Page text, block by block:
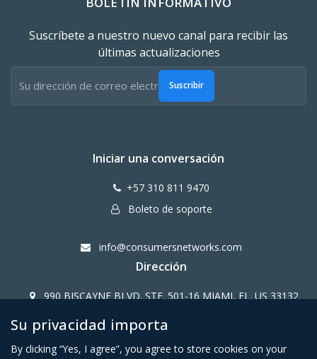
Suscríbete a nuestro nuevo canal para recibir las
últimas actualizaciones
Suscribir
Iniciar una conversación
+57 310 811 9470
Boleto de soporte
info@consumersnetworks.com
Dirección
990 BISCAYNE BLVD. STE. 501-16 MIAMI, FL. US 33132
Copy Right CONSUMERS NETWORK@2024
Su privacidad importa
By clicking “Yes, I agree”, you agree to store cookies on your